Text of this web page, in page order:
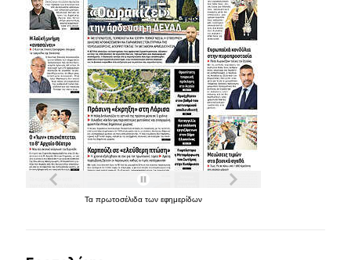
Τα πρωτοσέλιδα των εφημερίδων